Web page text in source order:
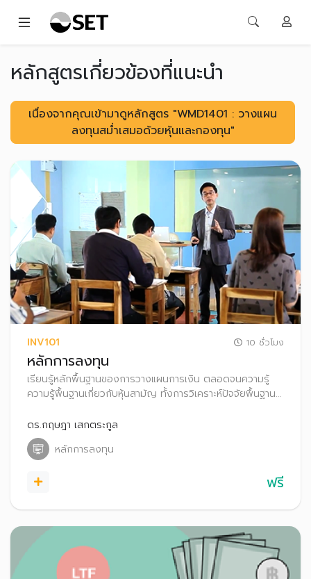
หลักสูตรเกี่ยวข้องที่แนะนำ
เนื่องจากคุณเข้ามาดูหลักสูตร "WMD1401 : วางแผน
ลงทุนสม่ำเสมอด้วยหุ้นและกองทุน"
INV101 10 ชั่วโมง
หลักการลงทุน
เรียนรู้หลักพื้นฐานของการวางแผนการเงิน ตลอดจนความรู้
ความรู้พื้นฐานเกี่ยวกับหุ้นสามัญ ทั้งการวิเคราะห์ปัจจัยพื้นฐาน
พื้นฐานดี น่าลงทุน
ดร.กฤษฎา เสกตระกูล
หลักการลงทุน
ฟรี